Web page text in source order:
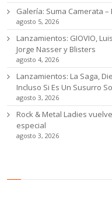
Galería: Suma Camerata
agosto 5, 2026
Lanzamientos: GIOVIO,
Jorge Nasser y Blisters
agosto 4, 2026
Lanzamientos: La Saga,
Incluso Si Es Un Susurro
agosto 3, 2026
Rock & Metal Ladies
especial
agosto 3, 2026